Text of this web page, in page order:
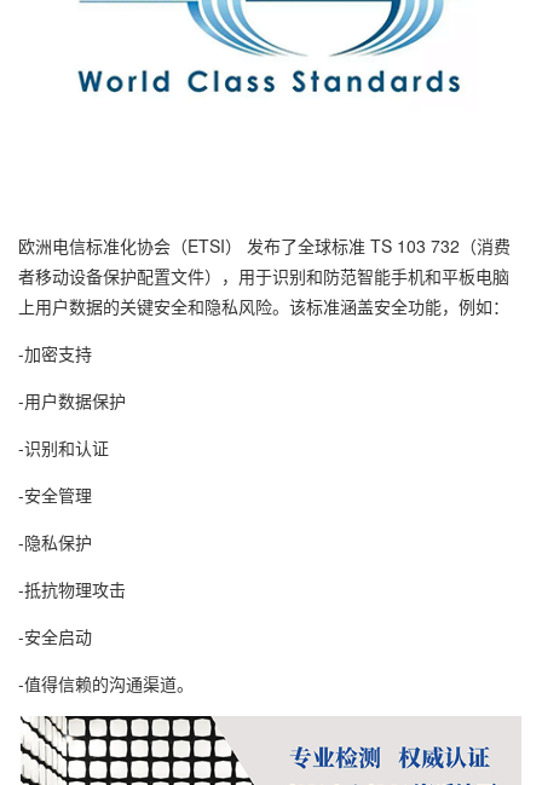
欧洲电信标准化协会（ETSI） 发布了全球标准 TS 103 732（消费
者移动设备保护配置文件），用于识别和防范智能手机和平板电脑
上用户数据的关键安全和隐私风险。该标准涵盖安全功能，例如：
-加密支持
-用户数据保护
-识别和认证
-安全管理
-隐私保护
-抵抗物理攻击
-安全启动
-值得信赖的沟通渠道。